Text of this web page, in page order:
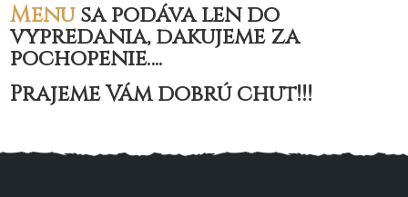
Menusa podáva len do
vypredania, ďakujeme za
pochopenie….
Prajeme Vám dobrú chuť!!!